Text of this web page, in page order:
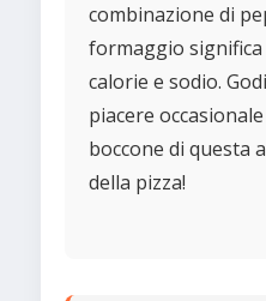
combinazione di
formaggio significa
calorie e sodio.
piacere
boccone di questa
della pizza!